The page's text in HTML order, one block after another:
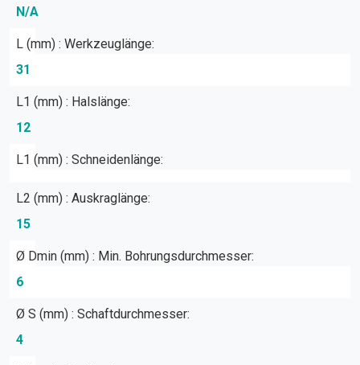
N/A
L (mm) : Werkzeuglänge:
31
L1 (mm) : Halslänge:
12
L1 (mm) : Schneidenlänge:
L2 (mm) : Auskraglänge:
15
Ø Dmin (mm) : Min. Bohrungsdurchmesser:
6
Ø S (mm) : Schaftdurchmesser:
4